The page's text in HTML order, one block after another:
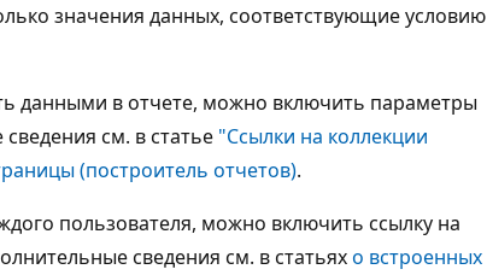
значения данных, соответствующие условию
данными в отчете, можно включить параметры
см. в статье "Ссылки на коллекции
(построитель отчетов).
пользователя, можно включить ссылку на
сведения см. в статьяхо встроенных